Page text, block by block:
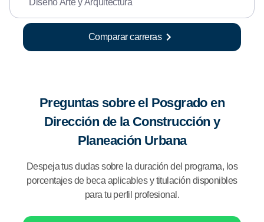
Diseño Arte y Arquitectura
Comparar carreras
Preguntas sobre el Posgrado en
Dirección de la Construcción y
Planeación Urbana
Despeja tus dudas sobre la duración del programa, los
porcentajes de beca aplicables y titulación disponibles
para tu perfil profesional.